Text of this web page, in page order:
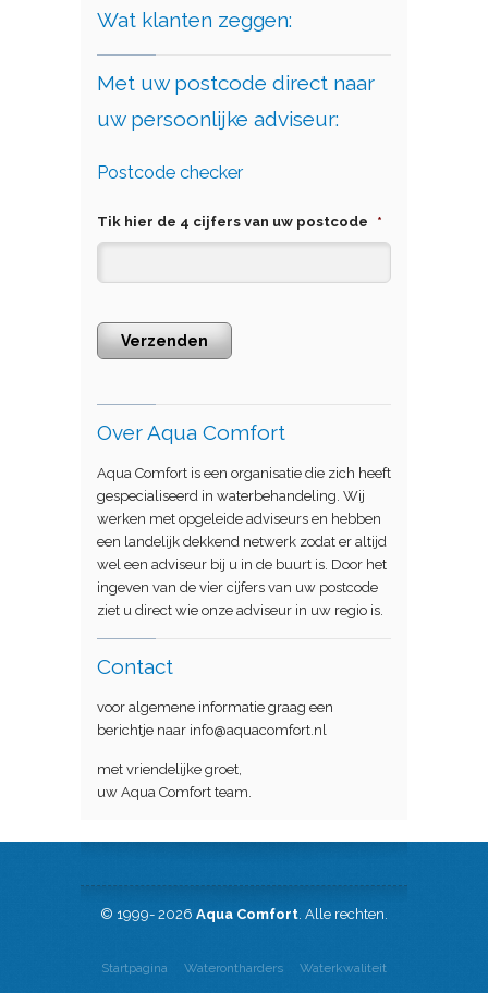
Wat klanten zeggen:
Met uw postcode direct naar
uw persoonlijke adviseur:
Postcode checker
Tik hier de 4 cijfers van uw postcode *
Verzenden
Over Aqua Comfort
Aqua Comfort is een organisatie die zich heeft
gespecialiseerd in waterbehandeling. Wij
werken met opgeleide adviseurs en hebben
een landelijk dekkend netwerk zodat er altijd
wel een adviseur bij u in de buurt is. Door het
ingeven van de vier cijfers van uw postcode
ziet u direct wie onze adviseur in uw regio is.
Contact
voor algemene informatie graag een
berichtje naar info@aquacomfort.nl
met vriendelijke groet,
uw Aqua Comfort team.
© 1999- 2026 Aqua Comfort. Alle rechten.
Startpagina Waterontharders Waterkwaliteit